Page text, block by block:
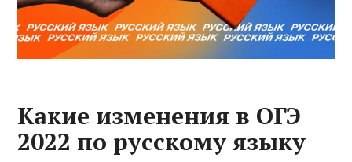
Какие изменения в ОГЭ
2022 по русскому языку